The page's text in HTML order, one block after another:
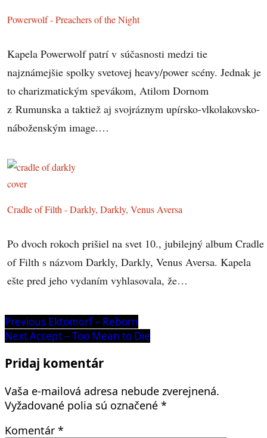
Powerwolf - Preachers of the Night
Kapela Powerwolf patrí v súčasnosti medzi tie
najznámejšie spolky svetovej heavy/power scény. Jednak je
to charizmatickým spevákom, Atilom Dornom
z Rumunska a taktiež aj svojráznym upírsko-vlkolakovsko-
náboženským image.…
Cradle of Filth - Darkly, Darkly, Venus Aversa
Po dvoch rokoch prišiel na svet 10., jubilejný album Cradle
of Filth s názvom Darkly, Darkly, Venus Aversa. Kapela
ešte pred jeho vydaním vyhlasovala, že…
Navigácia
v
článku
Previous Previous
post:
Ektomorf – Reborn
Next Next
Accept – Too Mean to Die
Pridaj komentár
Vaša e-mailová adresa nebude zverejnená.
Vyžadované polia sú označené *
Komentár *